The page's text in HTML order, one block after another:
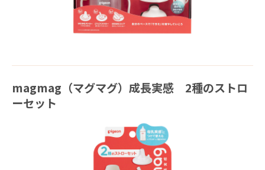
magmag（マグマグ）成長実感 2種のストロ
ーセット